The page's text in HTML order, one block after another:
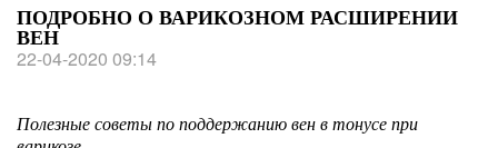
ПОДРОБНО О ВАРИКОЗНОМ РАСШИРЕНИИ
ВЕН
22-04-2020 09:14
Полезные советы по поддержанию вен в тонусе при